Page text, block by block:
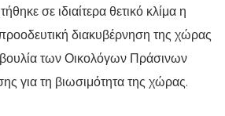
σε ιδιαίτερα θετικό κλίμα η
διακυβέρνηση της χώρας
των Οικολόγων Πράσινων
για τη βιωσιμότητα της χώρας.